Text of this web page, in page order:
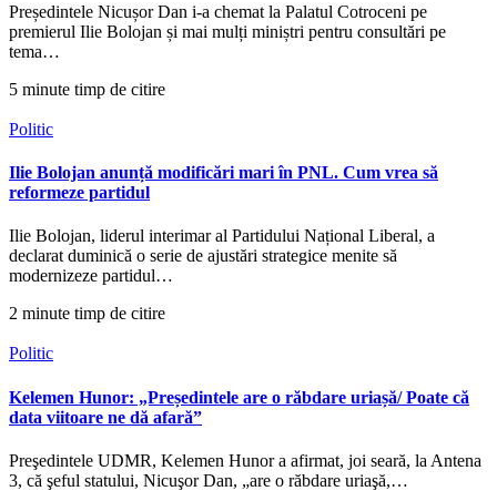
Președintele Nicușor Dan i-a chemat la Palatul Cotroceni pe
premierul Ilie Bolojan și mai mulți miniștri pentru consultări pe
tema…
5 minute timp de citire
Politic
Ilie Bolojan anunță modificări mari în PNL. Cum vrea să
reformeze partidul
Ilie Bolojan, liderul interimar al Partidului Național Liberal, a
declarat duminică o serie de ajustări strategice menite să
modernizeze partidul…
2 minute timp de citire
Politic
Kelemen Hunor: „Președintele are o răbdare uriașă/ Poate că
data viitoare ne dă afară”
Preşedintele UDMR, Kelemen Hunor a afirmat, joi seară, la Antena
3, că şeful statului, Nicuşor Dan, „are o răbdare uriaşă,…